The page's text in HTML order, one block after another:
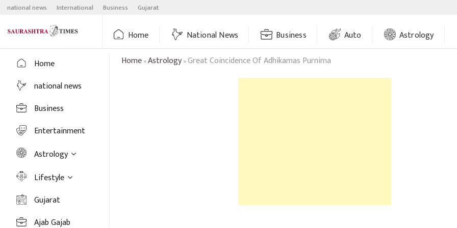
Skip
content
national news International Business Gujarat
Home National News Business Auto Astrology
Home
national news
Business
Entertainment
Astrology
Lifestyle
Gujarat
Ajab Gajab
Home»Astrology»Great Coincidence Of Adhikamas Purnima